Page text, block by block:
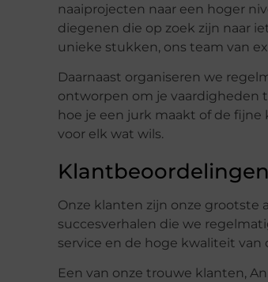
naaiprojecten naar een hoger
diegenen die op zoek zijn naar
unieke stukken, ons team van
Daarnaast organiseren we
ontworpen om je vaardigheden
hoe je een jurk maakt of de
voor elk wat wils.
Klantbeoordelingen
Onze klanten zijn onze grootste
succesverhalen die we
service en de hoge kwaliteit van
Een van onze trouwe klanten,